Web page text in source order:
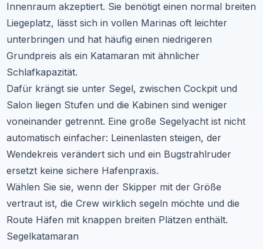
Innenraum akzeptiert. Sie benötigt einen normal breiten
Liegeplatz, lässt sich in vollen Marinas oft leichter
unterbringen und hat häufig einen niedrigeren
Grundpreis als ein Katamaran mit ähnlicher
Schlafkapazität.
Dafür krängt sie unter Segel, zwischen Cockpit und
Salon liegen Stufen und die Kabinen sind weniger
voneinander getrennt. Eine große Segelyacht ist nicht
automatisch einfacher: Leinenlasten steigen, der
Wendekreis verändert sich und ein Bugstrahlruder
ersetzt keine sichere Hafenpraxis.
Wählen Sie sie, wenn der Skipper mit der Größe
vertraut ist, die Crew wirklich segeln möchte und die
Route Häfen mit knappen breiten Plätzen enthält.
Segelkatamaran